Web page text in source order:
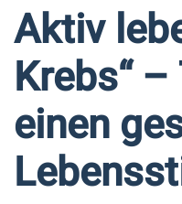
Aktiv
Krebs“
einen